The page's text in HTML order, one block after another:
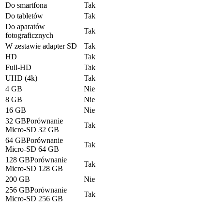
Do smartfona
Tak
Do tabletów
Tak
Do aparatów
fotograficznych
Tak
W zestawie adapter SD
Tak
HD
Tak
Full-HD
Tak
UHD (4k)
Tak
4 GB
Nie
8 GB
Nie
16 GB
Nie
32 GBPorównanie
Micro-SD 32 GB
Tak
64 GBPorównanie
Micro-SD 64 GB
Tak
128 GBPorównanie
Micro-SD 128 GB
Tak
200 GB
Nie
256 GBPorównanie
Micro-SD 256 GB
Tak